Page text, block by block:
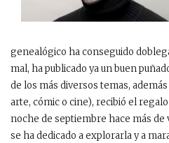
genealógico ha conseguido
mal, ha publicado ya un buen
de los más diversos temas,
arte, cómic o cine), recibió el
noche de septiembre hace más de
se ha dedicado a explorarla y a